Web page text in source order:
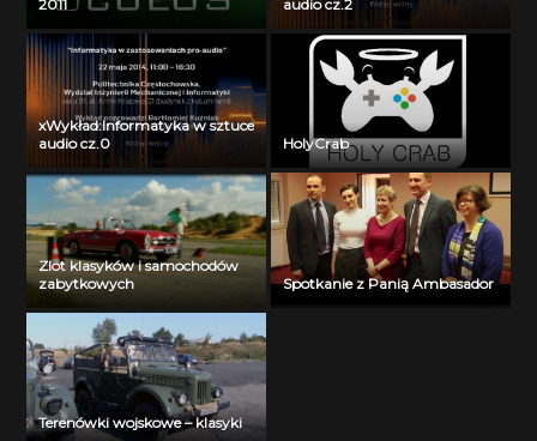
2011
audio cz.2
xWykład:Informatyka w sztuce
audio cz.0
HolyCrab
Zlot klasyków i samochodów
zabytkowych
Spotkanie z Panią Ambasador
Terenówki wojskowe – klasyki